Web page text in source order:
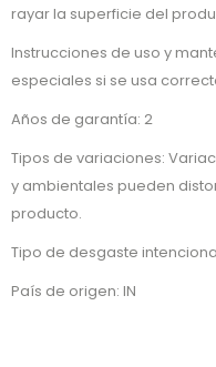
rayar la superficie del
Instrucciones de uso y
especiales si se usa
Años de garantía: 2
Tipos de variaciones:
y ambientales pueden
producto.
Tipo de desgaste
País de origen: IN